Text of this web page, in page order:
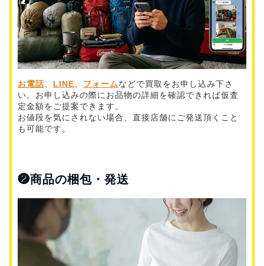
お電話 LINE フォームなどで買取をお申し込み下さ
い。お申し込みの際にお品物の詳細を確認できれば仮査
定金額をご提案できます。
お値段を気にされない場合、直接店舗にご発送頂くこと
も可能です。
❷商品の梱包・発送